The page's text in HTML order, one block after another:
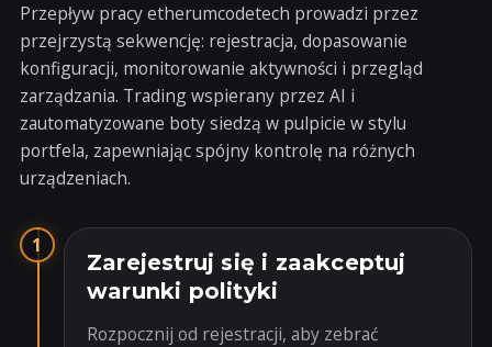
Przepływ pracy etherumcodetech prowadzi przez
przejrzystą sekwencję: rejestracja, dopasowanie
konfiguracji, monitorowanie aktywności i przegląd
zarządzania. Trading wspierany przez AI i
zautomatyzowane boty siedzą w pulpicie w stylu
portfela, zapewniając spójny kontrolę na różnych
urządzeniach.
1
Zarejestruj się i zaakceptuj
warunki polityki
Rozpocznij od rejestracji, aby zebrać